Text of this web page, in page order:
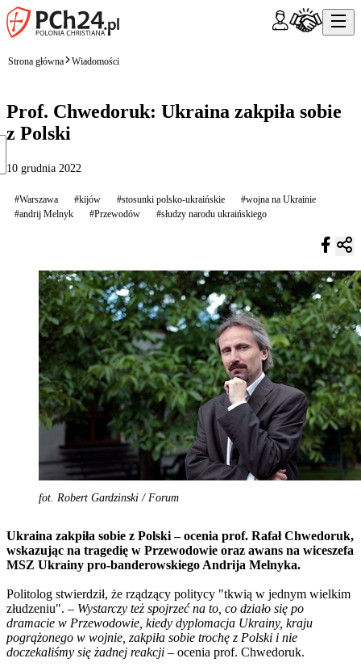
Strona główna Wiadomości
Prof. Chwedoruk: Ukraina zakpiła sobie
z Polski
10 grudnia 2022
#Warszawa #kijów #stosunki polsko-ukraińskie
#wojna na Ukrainie
#andrij Melnyk
#Przewodów #słudzy narodu ukraińskiego
fot. Robert Gardzinski / Forum
Ukraina zakpiła sobie z Polski – ocenia prof. Rafał Chwedoruk,
wskazując na tragedię w Przewodowie oraz awans na wiceszefa
MSZ Ukrainy pro-banderowskiego Andrija Melnyka.
Politolog stwierdził, że rządzący politycy "tkwią w jednym wielkim
złudzeniu". – Wystarczy też spojrzeć na to, co działo się po
dramacie w Przewodowie, kiedy dyplomacja Ukrainy, kraju
pogrążonego w wojnie, zakpiła sobie trochę z Polski i nie
doczekaliśmy się żadnej reakcji – ocenia prof. Chwedoruk.